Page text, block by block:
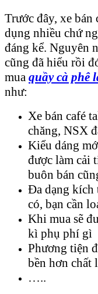
Trước đây, xe bán
dụng nhiều chứ
đáng kể. Nguyên
cũng đã hiểu rồi
mua quầy cà phê
như:
Xe bán café
chăng, NSX
Kiểu dáng
được làm cải
buôn bán
Đa dạng kích
có, bạn cần
Khi mua sẽ
kì phụ phí gì
Phương tiện
bền hơn chất
…..